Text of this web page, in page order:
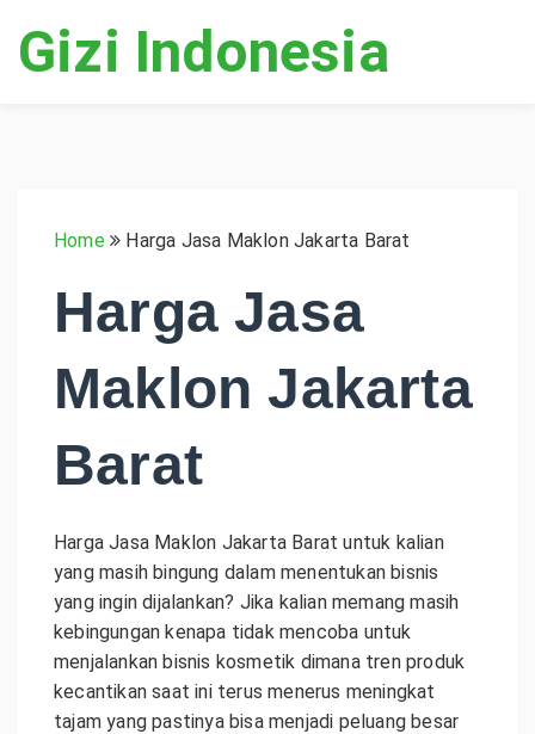
Gizi Indonesia
Home Harga Jasa Maklon Jakarta Barat
Harga Jasa
Maklon Jakarta
Barat
Harga Jasa Maklon Jakarta Barat untuk kalian
yang masih bingung dalam menentukan bisnis
yang ingin dijalankan? Jika kalian memang masih
kebingungan kenapa tidak mencoba untuk
menjalankan bisnis kosmetik dimana tren produk
kecantikan saat ini terus menerus meningkat
tajam yang pastinya bisa menjadi peluang besar